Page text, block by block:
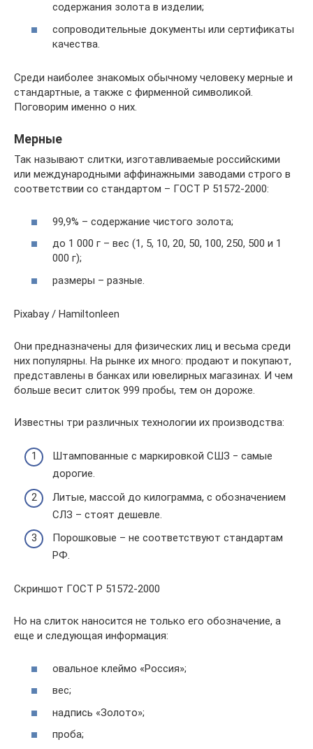
содержания золота в изделии;
сопроводительные документы или сертификаты
качества.
Среди наиболее знакомых обычному человеку мерные и
стандартные, а также с фирменной символикой.
Поговорим именно о них.
Мерные
Так называют слитки, изготавливаемые российскими
или международными аффинажными заводами строго в
соответствии со стандартом – ГОСТ Р 51572-2000:
99,9% – содержание чистого золота;
до 1 000 г – вес (1, 5, 10, 20, 50, 100, 250, 500 и 1
000 г);
размеры – разные.
Pixabay / Hamiltonleen
Они предназначены для физических лиц и весьма среди
них популярны. На рынке их много: продают и покупают,
представлены в банках или ювелирных магазинах. И чем
больше весит слиток 999 пробы, тем он дороже.
Известны три различных технологии их производства:
Штампованные с маркировкой СШЗ ‒ самые
дорогие.
Литые, массой до килограмма, с обозначением
СЛЗ – стоят дешевле.
Порошковые – не соответствуют стандартам
РФ.
Скриншот ГОСТ Р 51572-2000
Но на слиток наносится не только его обозначение, а
еще и следующая информация:
овальное клеймо «Россия»;
вес;
надпись «Золото»;
проба;